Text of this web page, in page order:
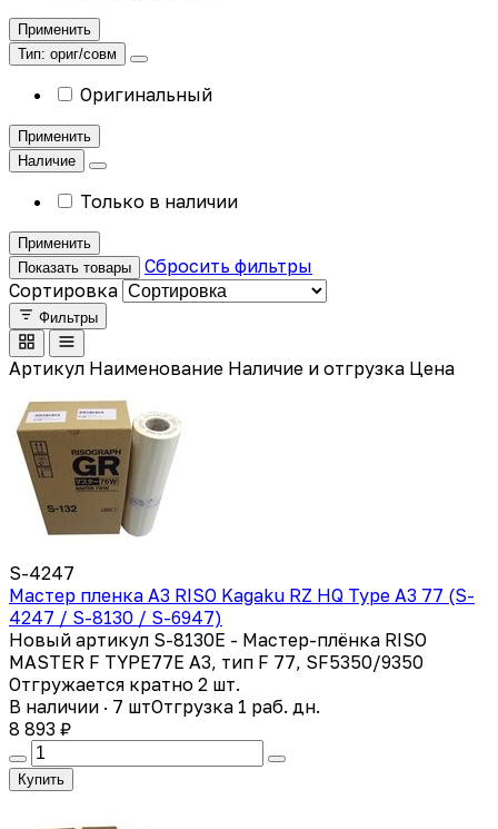
Применить
Тип: ориг/совм
Оригинальный
Применить
Наличие
Только в наличии
Применить
Показать товары
Сбросить фильтры
Сортировка
Фильтры
Артикул Наименование Наличие и отгрузка Цена
S-4247
Мастер пленка A3 RISO Kagaku RZ HQ Type A3 77 (S-
4247 / S-8130 / S-6947)
Новый артикул S-8130E - Мастер-плёнка RISO
MASTER F TYPE77E A3, тип F 77, SF5350/9350
Отгружается кратно 2 шт.
В наличии · 7 штОтгрузка 1 раб. дн.
8 893 ₽
Купить